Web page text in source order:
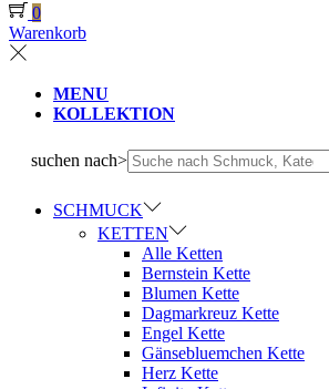
0
Warenkorb
MENU
KOLLEKTION
suchen nach>
SCHMUCK
KETTEN
Alle Ketten
Bernstein Kette
Blumen Kette
Dagmarkreuz Kette
Engel Kette
Gänsebluemchen Kette
Herz Kette